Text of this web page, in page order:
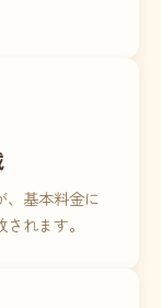
、基本料金に
れます。